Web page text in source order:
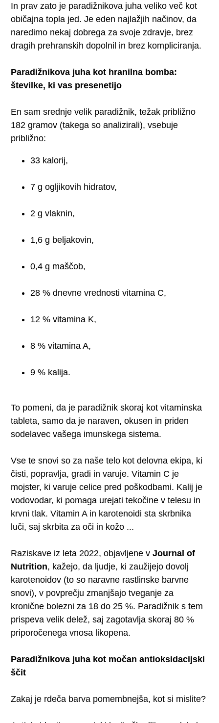
In prav zato je paradižnikova juha veliko več kot
običajna topla jed. Je eden najlažjih načinov, da
naredimo nekaj dobrega za svoje zdravje, brez
dragih prehranskih dopolnil in brez kompliciranja.
Paradižnikova juha kot hranilna bomba:
številke, ki vas presenetijo
En sam srednje velik paradižnik, težak približno
182 gramov (takega so analizirali), vsebuje
približno:
33 kalorij,
7 g ogljikovih hidratov,
2 g vlaknin,
1,6 g beljakovin,
0,4 g maščob,
28 % dnevne vrednosti vitamina C,
12 % vitamina K,
8 % vitamina A,
9 % kalija.
To pomeni, da je paradižnik skoraj kot vitaminska
tableta, samo da je naraven, okusen in priden
sodelavec vašega imunskega sistema.
Vse te snovi so za naše telo kot delovna ekipa, ki
čisti, popravlja, gradi in varuje. Vitamin C je
mojster, ki varuje celice pred poškodbami. Kalij je
vodovodar, ki pomaga urejati tekočine v telesu in
krvni tlak. Vitamin A in karotenoidi sta skrbnika
luči, saj skrbita za oči in kožo ...
Raziskave iz leta 2022, objavljene vJournal of
Nutrition, kažejo, da ljudje, ki zaužijejo dovolj
karotenoidov (to so naravne rastlinske barvne
snovi), v povprečju zmanjšajo tveganje za
kronične bolezni za 18 do 25 %. Paradižnik s tem
prispeva velik delež, saj zagotavlja skoraj 80 %
priporočenega vnosa likopena.
Paradižnikova juha kot močan antioksidacijski
ščit
Zakaj je rdeča barva pomembnejša, kot si mislite?